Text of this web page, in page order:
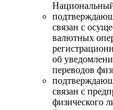
связан с
валютных
об
переводов
связан с
физического